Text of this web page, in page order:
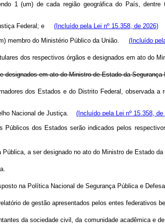
1 (um) de cada região geográfica do País, dentre
Federal; e (Incluído pela Lei nº 15.358, de 2026)
membro do Ministério Público da União. (Incluído
dos respectivos órgãos e designados em ato do
designados em ato do Ministro de Estado da Segurança
dos Estados e do Distrito Federal, observada a
Nacional de Justiça. (Incluído pela Lei nº 15.358, de
dos Estados serão indicados pelos
a ser designado no ato do Ministro de Estado
na Política Nacional de Segurança Pública e
de gestão apresentados pelos entes federativos
da sociedade civil, da comunidade acadêmica e